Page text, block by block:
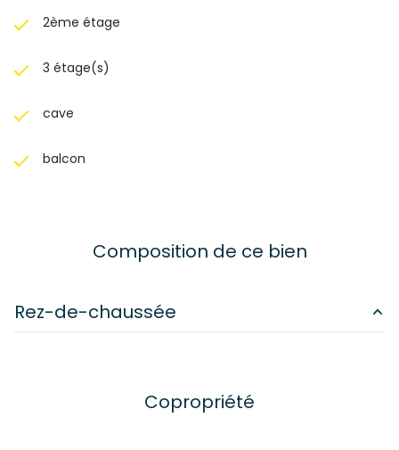
2ème étage
3 étage(s)
cave
balcon
Composition de ce bien
Rez-de-chaussée
Copropriété